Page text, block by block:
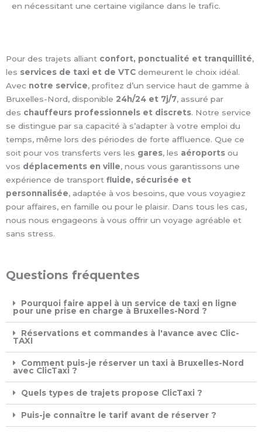
en nécessitant une certaine vigilance dans le trafic.
Pour des trajets alliant confort, ponctualité et tranquillité,
les services de taxi et de VTC demeurent le choix idéal.
Avec notre service, profitez d’un service haut de gamme à
Bruxelles-Nord, disponible 24h/24 et 7j/7, assuré par
des chauffeurs professionnels et discrets. Notre service
se distingue par sa capacité à s’adapter à votre emploi du
temps, même lors des périodes de forte affluence. Que ce
soit pour vos transferts vers les gares, les aéroports ou
vos déplacements en ville, nous vous garantissons une
expérience de transport fluide, sécurisée et
personnalisée, adaptée à vos besoins, que vous voyagiez
pour affaires, en famille ou pour le plaisir. Dans tous les cas,
nous nous engageons à vous offrir un voyage agréable et
sans stress.
Questions fréquentes
Pourquoi faire appel à un service de taxi en ligne
pour une prise en charge à Bruxelles-Nord ?
Réservations et commandes à l'avance avec Clic-
TAXI ​
Comment puis-je réserver un taxi à Bruxelles-Nord
avec ClicTaxi ?
Quels types de trajets propose ClicTaxi ?
Puis-je connaître le tarif avant de réserver ?